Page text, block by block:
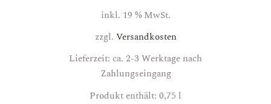
inkl. 19 % MwSt.
zzgl. Versandkosten
Lieferzeit: ca. 2-3 Werktage nach
Zahlungseingang
Produkt enthält: 0,75 l